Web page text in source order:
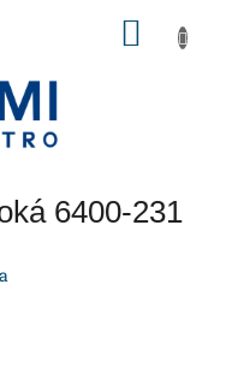
6400-231